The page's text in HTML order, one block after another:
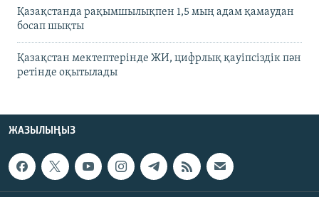
Қазақстанда рақымшылықпен 1,5 мың адам қамаудан
босап шықты
Қазақстан мектептерінде ЖИ, цифрлық қауіпсіздік пән
ретінде оқытылады
ЖАЗЫЛЫҢЫЗ